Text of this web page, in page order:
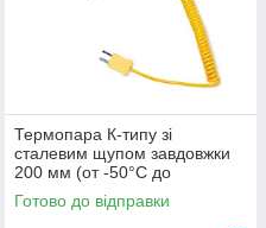
Термопара К-типу зі
сталевим щупом завдовжки
200 мм (от -50°C до
+1200°C) завдовжки 1,5 м
Готово до відправки